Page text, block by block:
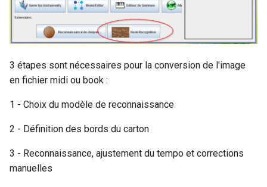
n
bibliotheque
Définition des bords du
carton
Conversion en Musique et
corrections manuelles
Ajouter en développement
une nouvelle machine
Ajout d'un nouvel outil
Creer une fenêtre
3 étapes sont nécessaires pour la conversion de l'image
en fichier midi ou book :
1 - Choix du modèle de reconnaissance
2 - Définition des bords du carton
3 - Reconnaissance, ajustement du tempo et corrections
manuelles